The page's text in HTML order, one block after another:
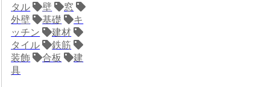
タル
壁
窓
外壁
基礎
キ
ッチン
建材
タイル
鉄筋
装飾
合板
建
具